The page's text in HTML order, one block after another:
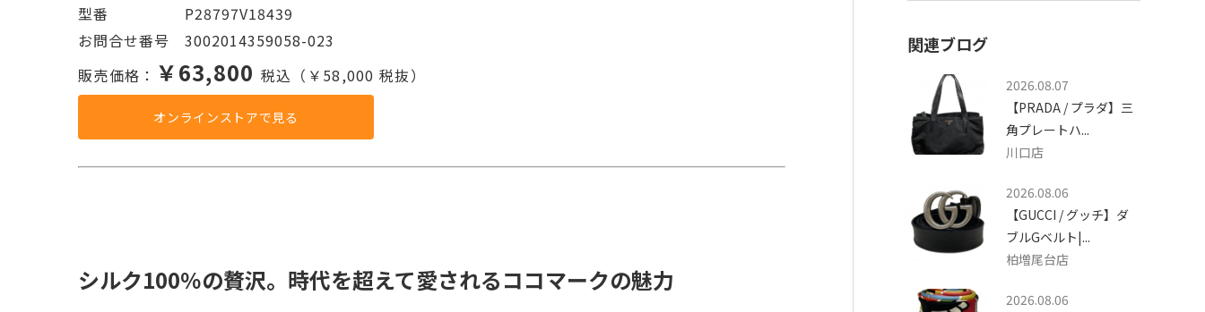
型番     P28797V18439
お問合せ番号 3002014359058-023
販売価格： ￥63,800 税込（￥58,000 税抜）
オンラインストアで見る
シルク100％の贅沢。時代を超えて愛されるココマークの魅力
関連ブログ
2026.08.07
【PRADA / プラダ】三
角プレートハ...
川口店
2026.08.06
【GUCCI / グッチ】ダ
ブルGベルト|...
柏増尾台店
2026.08.06